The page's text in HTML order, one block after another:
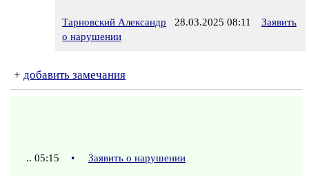
Тарновский Александр 28.03.2025 08:11
Заявить
о нарушении
+ добавить замечания
.. 05:15 • Заявить о нарушении